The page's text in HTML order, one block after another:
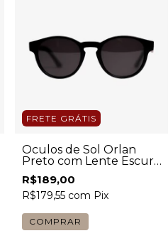
FRETE GRÁTIS
Óculos de Sol Orlan
Preto com Lente Escura
Masculino
R$189,00
R$179,55 com Pix
COMPRAR